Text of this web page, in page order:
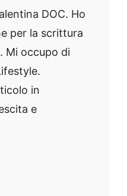
DOC. Ho
per la scrittura
Mi occupo di
in
e